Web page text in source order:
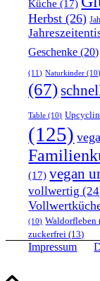
Küche (17)
Herbst (26)
Geschenke (20)
(11) Naturkinder (10)
(67)
Table (10)
(125)
(17) vegan
vollwertig
(10) Waldorfleben
zuckerfrei (13)
Impressum